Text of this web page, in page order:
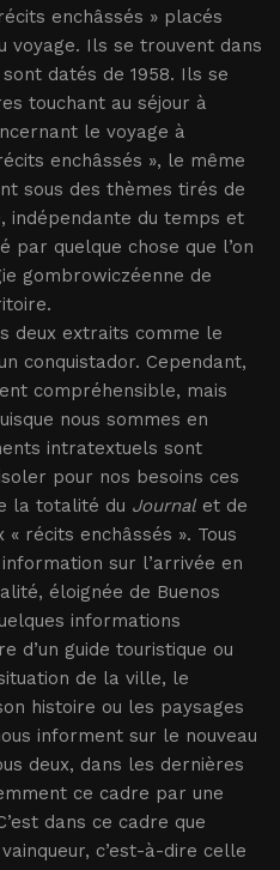
enchâssés » placés
voyage. Ils se trouvent dans
datés de 1958. Ils se
touchant au séjour à
le voyage à
enchâssés », le même
sous des thèmes tirés de
du temps et
par quelque chose que l’on
gombrowiczéenne de
deux extraits comme le
conquistador. Cependant,
compréhensible, mais
nous sommes en
intratextuels sont
pour nos besoins ces
la totalité du Journal et de
récits enchâssés ». Tous
sur l’arrivée en
éloignée de Buenos
informations
d’un guide touristique ou
de la ville, le
histoire ou les paysages
informent sur le nouveau
deux, dans les dernières
ce cadre par une
dans ce cadre que
c’est-à-dire celle